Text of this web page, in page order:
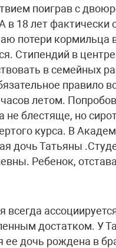
поиграв с
в 18 лет фактически
потери кормильца
Стипендий в
в семейных
правило
летом.
не блестяще, но
курса. В
дочь Татьяны
Ребенок,
всегда
достатком. У
ее дочь рождена в